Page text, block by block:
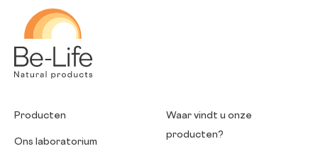
Producten
Ons laboratorium
Waar vindt u onze
producten?